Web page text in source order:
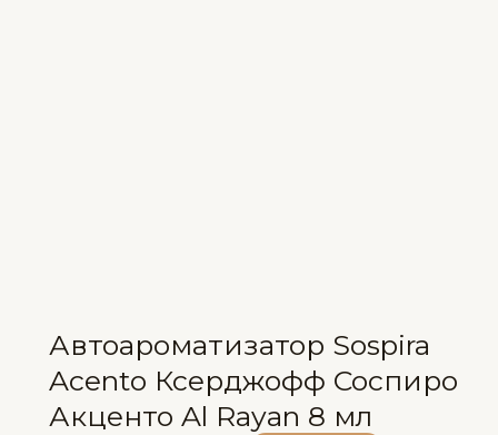
Автоароматизатор Sospira
Acento Ксерджофф Соспиро
Акценто Al Rayan 8 мл